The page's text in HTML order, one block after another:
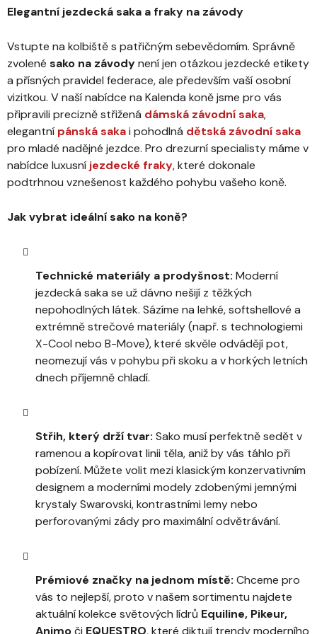
í
r
v
k
y
v
ý
p
i
s
u
Elegantní jezdecká saka a fraky na závody
Vstupte na kolbiště s patřičným sebevědomím. Správně
zvolené sako na závodynení jen otázkou jezdecké etikety
a přísných pravidel federace, ale především vaší osobní
vizitkou. V naší nabídce na Kalenda koně jsme pro vás
připravili precizně střižená dámská závodní saka,
elegantní pánská sakai pohodlná dětská závodní saka
pro mladé nadějné jezdce. Pro drezurní specialisty máme v
nabídce luxusní jezdecké fraky, které dokonale
podtrhnou vznešenost každého pohybu vašeho koně.
Jak vybrat ideální sako na koně?
Technické materiály a prodyšnost: Moderní
jezdecká saka se už dávno nešijí z těžkých
nepohodlných látek. Sázíme na lehké, softshellové a
extrémně strečové materiály (např. s technologiemi
X-Cool nebo B-Move), které skvěle odvádějí pot,
neomezují vás v pohybu při skoku a v horkých letních
dnech příjemně chladí.
Střih, který drží tvar: Sako musí perfektně sedět v
ramenou a kopírovat linii těla, aniž by vás táhlo při
pobízení. Můžete volit mezi klasickým konzervativním
designem a moderními modely zdobenými jemnými
krystaly Swarovski, kontrastními lemy nebo
perforovanými zády pro maximální odvětrávání.
Prémiové značky na jednom místě: Chceme pro
vás to nejlepší, proto v našem sortimentu najdete
aktuální kolekce světových lídrů Equiline, Pikeur,
Animoči EQUESTRO, které diktují trendy moderního